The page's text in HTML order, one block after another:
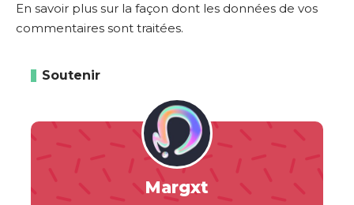
En savoir plus sur la façon dont les données de vos
commentaires sont traitées.
Soutenir
Margxt